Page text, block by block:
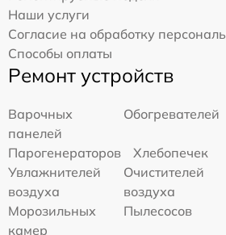
Наши услуги
Согласие на обработку
Способы оплаты
Ремонт устройств
Варочных
панелей
Обогревателей
Парогенераторов
Хлебопечек
Увлажнителей
воздуха
Очистителей
воздуха
Морозильных
камер
Пылесосов